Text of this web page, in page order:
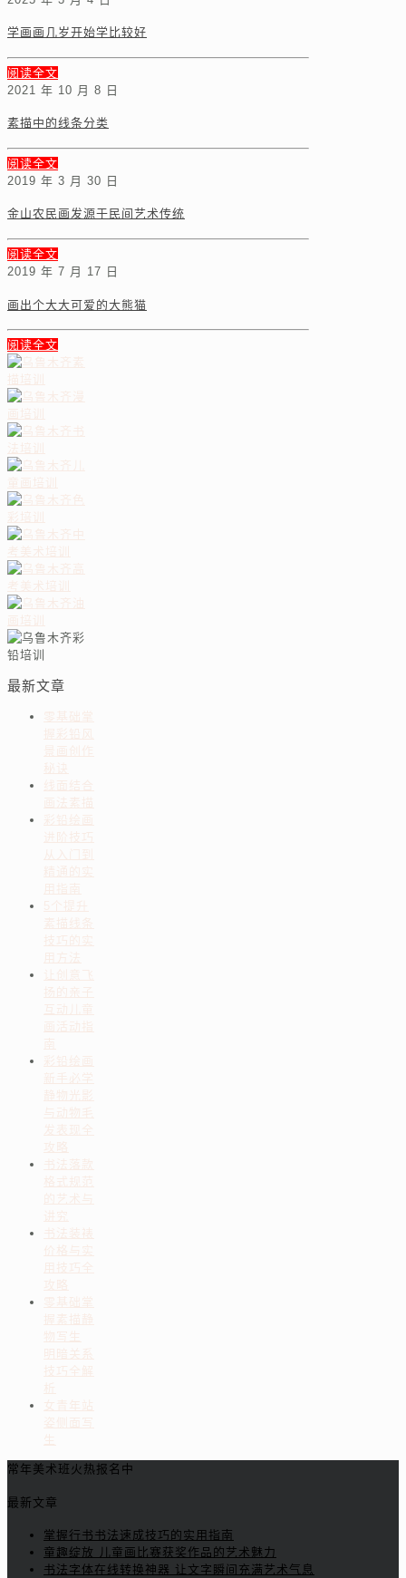
学画画几岁开始学比较好
阅读全文
2021 年 10 月 8 日
素描中的线条分类
阅读全文
2019 年 3 月 30 日
金山农民画发源于民间艺术传统
阅读全文
2019 年 7 月 17 日
画出个大大可爱的大熊猫
阅读全文
最新文章
零基础掌
握彩铅风
景画创作
秘诀
线面结合
画法素描
彩铅绘画
进阶技巧
从入门到
精通的实
用指南
5个提升
素描线条
技巧的实
用方法
让创意飞
扬的亲子
互动儿童
画活动指
南
彩铅绘画
新手必学
静物光影
与动物毛
发表现全
攻略
书法落款
格式规范
的艺术与
讲究
书法装裱
价格与实
用技巧全
攻略
零基础掌
握素描静
物写生
明暗关系
技巧全解
析
女青年站
姿侧面写
常年美术班火热报名中
最新文章
掌握行书书法速成技巧的实用指南
童趣绽放 儿童画比赛获奖作品的艺术魅力
书法字体在线转换神器 让文字瞬间充满艺术气息